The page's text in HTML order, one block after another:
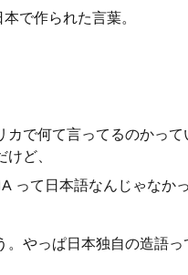
で作られた言葉。
カで何て言ってるのかって
ど、
って日本語なんじゃなかっ
。やっぱ日本独自の造語っ